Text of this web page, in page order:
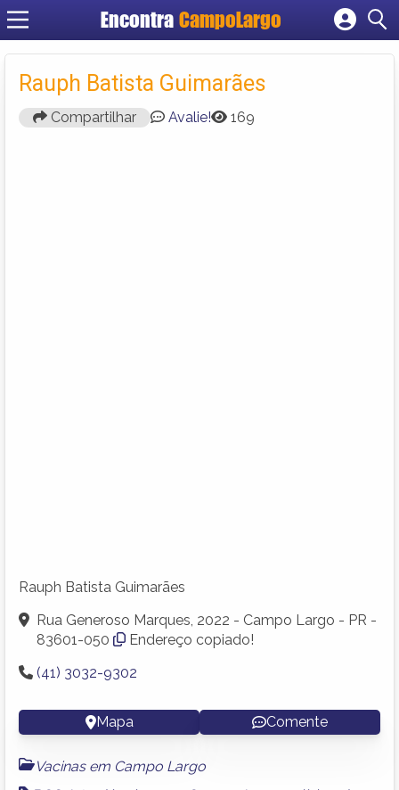
Encontra CampoLargo
Cadastrar empresa
Fazer login
Criar conta
Rauph Batista Guimarães
Compartilhar Avalie! 169
Rauph Batista Guimarães
Rua Generoso Marques, 2022 - Campo Largo - PR -
83601-050
Endereço copiado!
(41) 3032-9302
Mapa Comente
Vacinas em Campo Largo